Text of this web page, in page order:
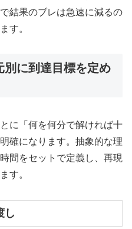
結果のブレは急速に減るの
す。
別に到達目標を定め
に「何を何分で解ければ十
確になります。抽象的な理
間をセットで定義し、再現
す。
し